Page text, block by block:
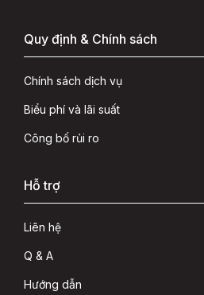
Quy định & Chính sách
Chính sách dịch vụ
Biểu phí và lãi suất
Công bố rủi ro
Hỗ trợ
Liên hệ
Q & A
Hướng dẫn